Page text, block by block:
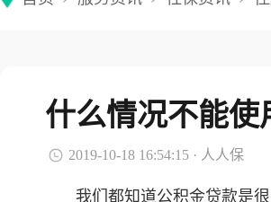
什么情况不能使
2019-10-18 16:54:15 · 人人保
我们都知道公积金贷款是